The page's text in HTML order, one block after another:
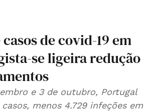
de covid-19 em
se ligeira redução
e 3 de outubro, Portugal
menos 4.729 infeções em